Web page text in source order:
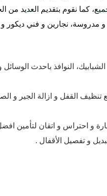
كما نقوم بتقديم العديد من
مدروسة، نجارين و فني ديكور
النوافذ باحدث
القفل و ازالة الجير و
و احتراس و اتقان لتأمين
و تفصيل الأقفال .